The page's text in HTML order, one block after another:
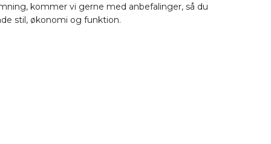
kommer vi gerne med anbefalinger, så du
stil, økonomi og funktion.